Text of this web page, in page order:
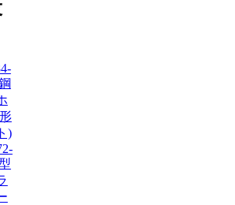
)